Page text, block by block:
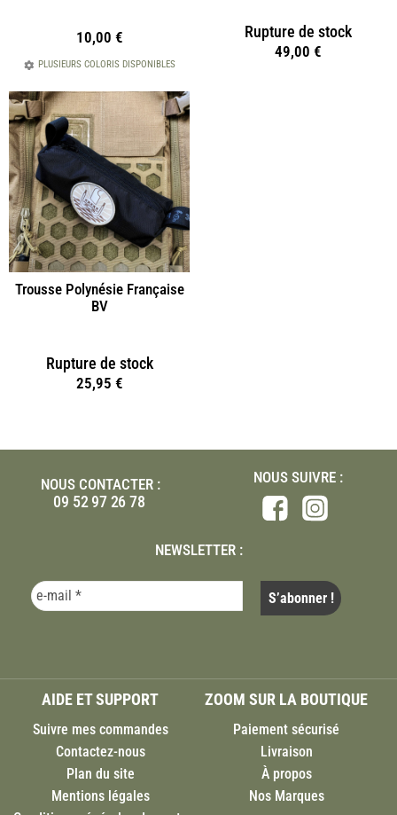
10,00 €
PLUSIEURS COLORIS DISPONIBLES
Rupture de stock
49,00 €
Trousse Polynésie Française
BV
Rupture de stock
25,95 €
NOUS CONTACTER :
09 52 97 26 78
NOUS SUIVRE :
NEWSLETTER :
AIDE ET SUPPORT
Suivre mes commandes
Contactez-nous
Plan du site
Mentions légales
ZOOM SUR LA BOUTIQUE
Paiement sécurisé
Livraison
À propos
Nos Marques